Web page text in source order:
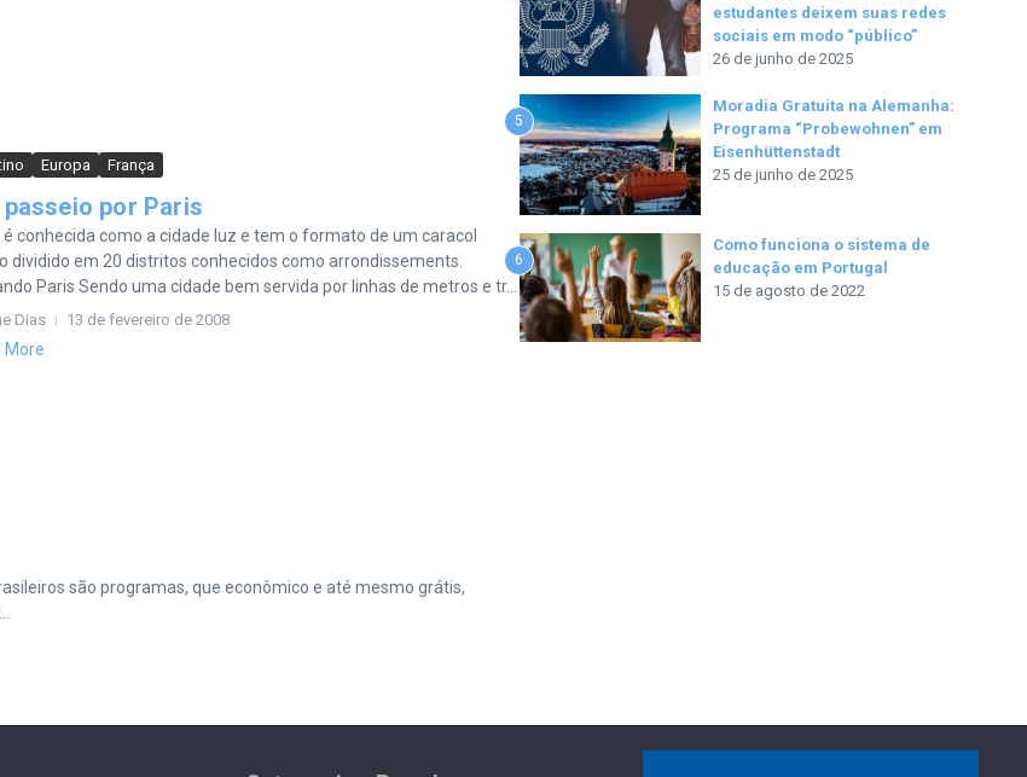
Europa França
passeio por Paris
é conhecida como a cidade luz e tem o formato de um caracol
dividido em 20 distritos conhecidos como arrondissements.
Paris Sendo uma cidade bem servida por linhas de metros e tr...
Dias 13 de fevereiro de 2008
More
são programas, que econômico e até mesmo grátis,
estudantes deixem suas redes
sociais em modo “público”
26 de junho de 2025
5
Moradia Gratuita na Alemanha:
Programa “Probewohnen” em
Eisenhüttenstadt
25 de junho de 2025
6
Como funciona o sistema de
educação em Portugal
15 de agosto de 2022